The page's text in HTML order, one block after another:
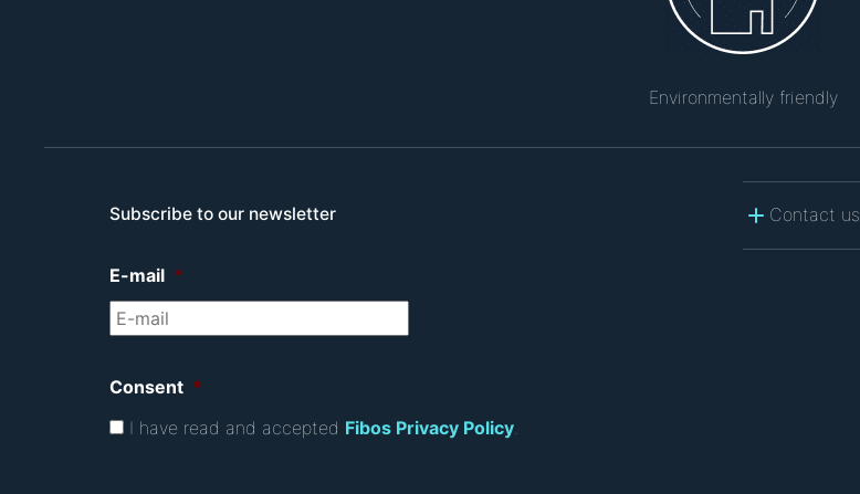
Environmentally friendly
Subscribe to our newsletter
E-mail *
Consent *
I have read and accepted Fibos Privacy Policy
Contact us